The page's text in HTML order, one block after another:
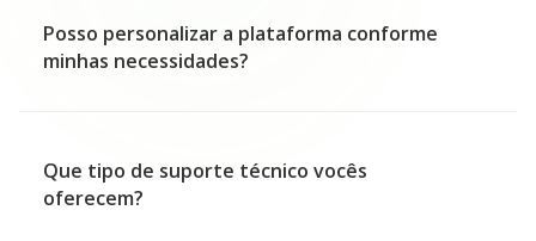
Posso personalizar a plataforma conforme
minhas necessidades?
Que tipo de suporte técnico vocês
oferecem?